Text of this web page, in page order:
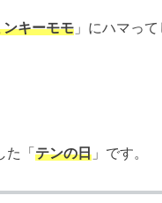
キーモモ 」にハマっ
「 テンの日 」です。